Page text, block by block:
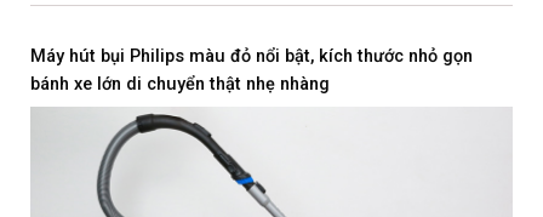
Năm ra mắt: 2017
Công nghệ và tiện ích
Công nghệ: Công nghệ PowerCyclone 5
Máy hút bụi Philips màu đỏ nổi bật, kích thước nhỏ gọn
bánh xe lớn di chuyển thật nhẹ nhàng